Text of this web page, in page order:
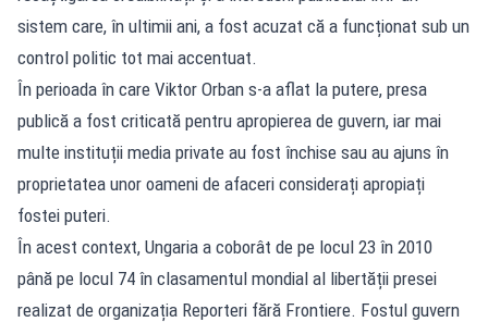
sistem care, în ultimii ani, a fost acuzat că a funcționat sub un
control politic tot mai accentuat.
În perioada în care Viktor Orban s-a aflat la putere, presa
publică a fost criticată pentru apropierea de guvern, iar mai
multe instituții media private au fost închise sau au ajuns în
proprietatea unor oameni de afaceri considerați apropiați
fostei puteri.
În acest context, Ungaria a coborât de pe locul 23 în 2010
până pe locul 74 în clasamentul mondial al libertății presei
realizat de organizația Reporteri fără Frontiere. Fostul guvern